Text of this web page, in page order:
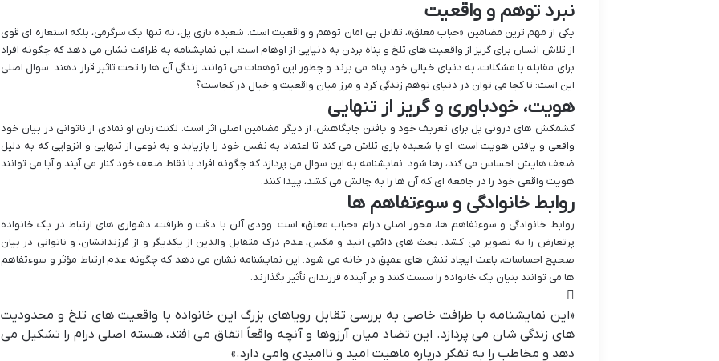
نبرد توهم و واقعیت
یکی از مهم ترین مضامین «حباب معلق»، تقابل بی امان توهم و واقعیت است. شعبده بازی پل، نه تنها یک سرگرمی، بلکه استعاره ای قوی
از تلاش انسان برای گریز از واقعیت های تلخ و پناه بردن به دنیایی از اوهام است. این نمایشنامه به ظرافت نشان می دهد که چگونه افراد
برای مقابله با مشکلات، به دنیای خیالی خود پناه می برند و چطور این توهمات می توانند زندگی آن ها را تحت تاثیر قرار دهند. سوال اصلی
این است: تا کجا می توان در دنیای توهم زندگی کرد و مرز میان واقعیت و خیال در کجاست؟
هویت، خودباوری و گریز از تنهایی
کشمکش های درونی پل برای تعریف خود و یافتن جایگاهش، از دیگر مضامین اصلی اثر است. لکنت زبان او نمادی از ناتوانی در بیان خود
واقعی و یافتن هویت است. او با شعبده بازی تلاش می کند تا اعتماد به نفس خود را بازیابد و به نوعی از تنهایی و انزوایی که به دلیل
ضعف هایش احساس می کند، رها شود. نمایشنامه به این سوال می پردازد که چگونه افراد با نقاط ضعف خود کنار می آیند و آیا می توانند
هویت واقعی خود را در جامعه ای که آن ها را به چالش می کشد، پیدا کنند.
روابط خانوادگی و سوءتفاهم ها
روابط خانوادگی و سوءتفاهم ها، محور اصلی درام «حباب معلق» است. وودی آلن با دقت و ظرافت، دشواری های ارتباط در یک خانواده
پرتعارض را به تصویر می کشد. بحث های دائمی انید و مکس، عدم درک متقابل والدین از یکدیگر و از فرزندانشان، و ناتوانی در بیان
صحیح احساسات، باعث ایجاد تنش های عمیق در خانه می شود. این نمایشنامه نشان می دهد که چگونه عدم ارتباط مؤثر و سوءتفاهم
ها می توانند بنیان یک خانواده را سست کنند و بر آینده فرزندان تأثیر بگذارند.
«این نمایشنامه با ظرافت خاصی به بررسی تقابل رویاهای بزرگ این خانواده با واقعیت های تلخ و محدودیت
های زندگی شان می پردازد. این تضاد میان آرزوها و آنچه واقعاً اتفاق می افتد، هسته اصلی درام را تشکیل می
دهد و مخاطب را به تفکر درباره ماهیت امید و ناامیدی وامی دارد.»